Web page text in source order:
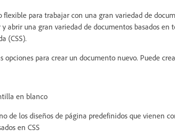
para trabajar con una gran variedad de
abrir una gran variedad de documentos basados en
(CSS).
opciones para crear un documento nuevo. Puede
en blanco
de los diseños de página predefinidos que vienen
en CSS